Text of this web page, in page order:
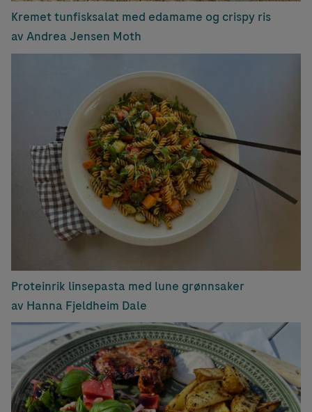
Kremet tunfisksalat med edamame og crispy ris
av Andrea Jensen Moth
Proteinrik linsepasta med lune grønnsaker
av Hanna Fjeldheim Dale